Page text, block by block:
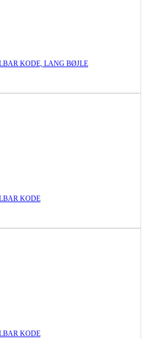
KODE, LANG BØJLE
KODE
KODE